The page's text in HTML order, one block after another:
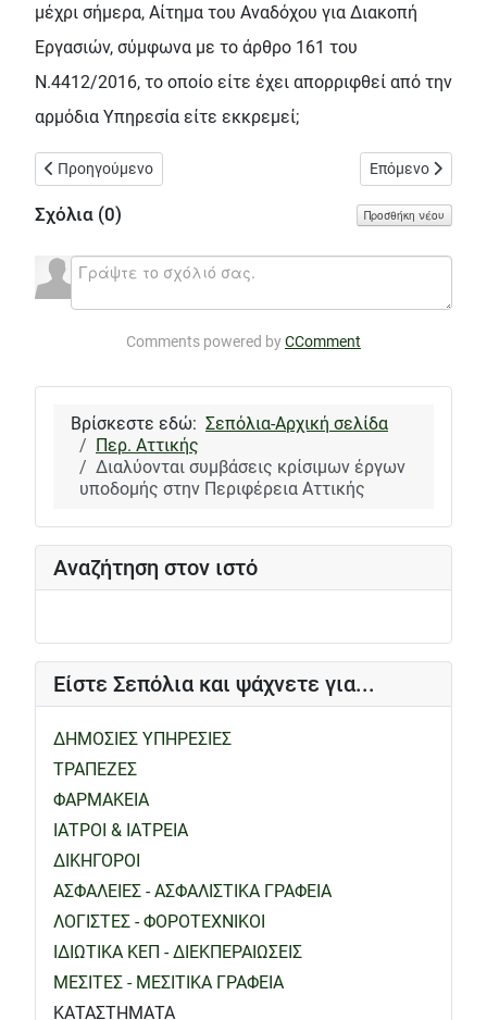
Αναζήτηση στον ιστό
Είστε Σεπόλια και ψάχνετε για...
ΔΗΜΟΣΙΕΣ ΥΠΗΡΕΣΙΕΣ
ΤΡΑΠΕΖΕΣ
ΦΑΡΜΑΚΕΙΑ
ΙΑΤΡΟΙ & ΙΑΤΡΕΙΑ
ΔΙΚΗΓΟΡΟΙ
ΑΣΦΑΛΕΙΕΣ - ΑΣΦΑΛΙΣΤΙΚΑ ΓΡΑΦΕΙΑ
ΛΟΓΙΣΤΕΣ - ΦΟΡΟΤΕΧΝΙΚΟΙ
ΙΔΙΩΤΙΚΑ ΚΕΠ - ΔΙΕΚΠΕΡΑΙΩΣΕΙΣ
ΜΕΣΙΤΕΣ - ΜΕΣΙΤΙΚΑ ΓΡΑΦΕΙΑ
ΚΑΤΑΣΤΗΜΑΤΑ
μέχρι σήμερα, Αίτημα του Αναδόχου για Διακοπή
Εργασιών, σύμφωνα με το άρθρο 161 του
Ν.4412/2016, το οποίο είτε έχει απορριφθεί από την
αρμόδια Υπηρεσία είτε εκκρεμεί;
Προηγούμενο άρθρο: Θα βάλουν φωτάκια led που θα αλλάζουν
Προηγούμενο Επόμενο άρθρο:
Επόμενο
Σχόλια (0) Προσθήκη νέου
Comments powered byCComment
Βρίσκεστε εδώ: Σεπόλια-Αρχική σελίδα
Περ. Αττικής
Διαλύονται συμβάσεις κρίσιμων έργων
υποδομής στην Περιφέρεια Αττικής